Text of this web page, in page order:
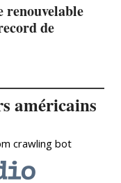
de
américains